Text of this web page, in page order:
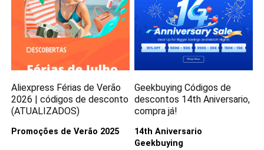
Aliexpress Férias de Verão
2026 | códigos de desconto
(ATUALIZADOS)
Promoções de Verão 2025
Geekbuying Códigos de
descontos 14th Aniversario,
compra já!
14th Aniversario
Geekbuying